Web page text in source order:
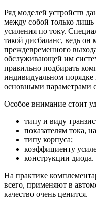
Ряд моделей устройств
между собой только лишь
усиления по току.
такой дисбаланс, ведь
преждевременного
обслуживающей им
правильно подбирать
индивидуальном порядке
основными параметрами
Особое внимание стоит
типу и виду
показателям тока,
типу корпуса;
коэффициенту
конструкции диода.
На практике
всего, применяют в
качество очень ценится.